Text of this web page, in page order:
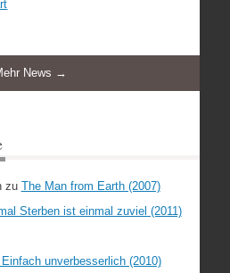
News →
zu The Man from Earth (2007)
Sterben ist einmal zuviel (2011)
Einfach unverbesserlich (2010)